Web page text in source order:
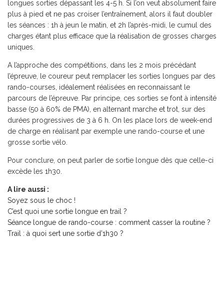
longues sorties dépassant les 4-5 h. Si l’on veut absolument faire
plus à pied et ne pas croiser l’entraînement, alors il faut doubler
les séances : 1h à jeun le matin, et 2h l’après-midi, le cumul des
charges étant plus efficace que la réalisation de grosses charges
uniques.
A l’approche des compétitions, dans les 2 mois précédant
l’épreuve, le coureur peut remplacer les sorties longues par des
rando-courses, idéalement réalisées en reconnaissant le
parcours de l’épreuve. Par principe, ces sorties se font à intensité
basse (50 à 60% de PMA), en alternant marche et trot, sur des
durées progressives de 3 à 6 h. On les place lors de week-end
de charge en réalisant par exemple une rando-course et une
grosse sortie vélo.
Pour conclure, on peut parler de sortie longue dès que celle-ci
excède les 1h30.
A lire aussi :
Soyez sous le choc !
C’est quoi une sortie longue en trail ?
Séance longue de rando-course : comment casser la routine ?
Trail : à quoi sert une sortie d’1h30 ?